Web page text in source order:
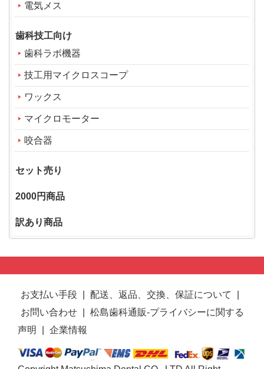
電気メス
歯科技工向け
歯科ラボ機器
技工用マイクロスコープ
ワックス
マイクロモーター
咬合器
セット売り
2000円商品
訳あり商品
お支払い手段 配送、返品、交換、保証について
お問い合わせ
松島歯科通販-プライバシーに関する
声明
企業情報